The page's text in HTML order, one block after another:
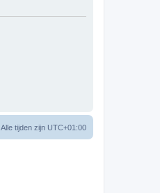
Alle tijden zijn UTC+01:00